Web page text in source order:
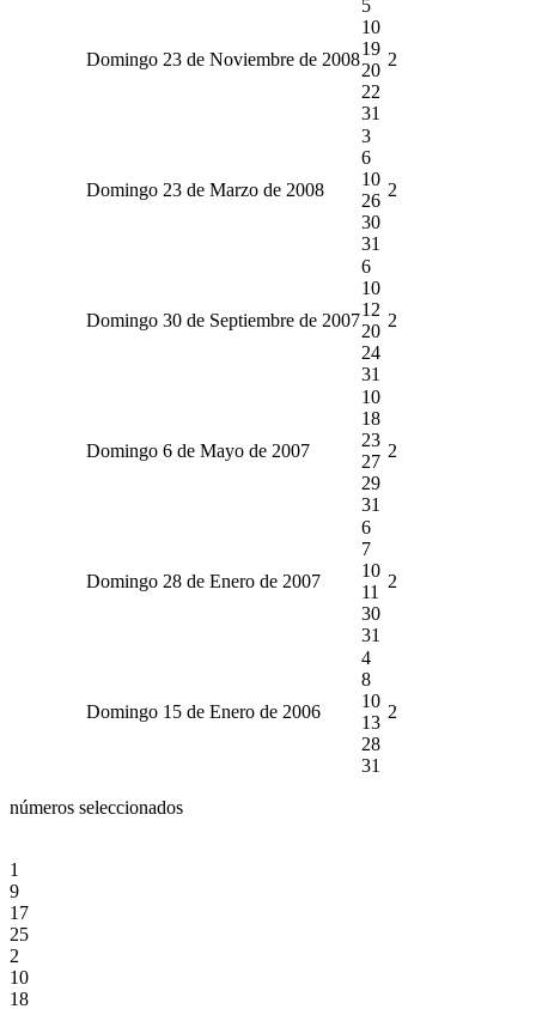
Domingo 23 de Noviembre de 2008
5
10
19
20
22
31
2
Domingo 23 de Marzo de 2008
3
6
10
26
30
31
2
Domingo 30 de Septiembre de 2007
6
10
12
20
24
31
2
Domingo 6 de Mayo de 2007
10
18
23
27
29
31
2
Domingo 28 de Enero de 2007
6
7
10
11
30
31
2
Domingo 15 de Enero de 2006
4
8
10
13
28
31
2
números seleccionados
1
9
17
25
2
10
18